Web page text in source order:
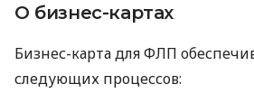
О бизнес-картах
Бизнес-карта для ФЛП
следующих процессов: